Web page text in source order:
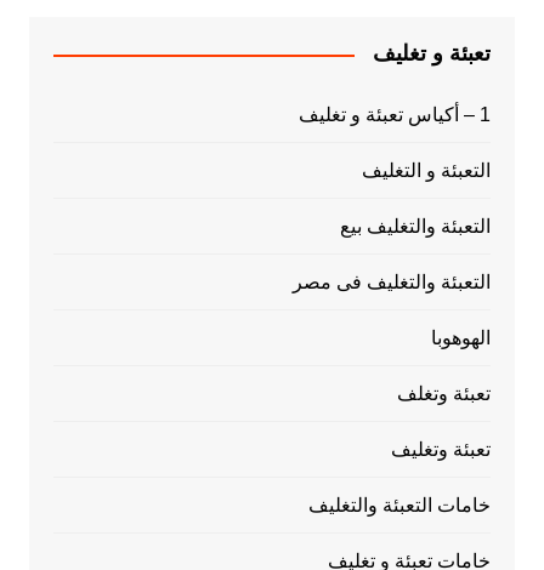
تعبئة و تغليف
1 – أكياس تعبئة و تغليف
التعبئة و التغليف
التعبئة والتغليف بيع
التعبئة والتغليف فى مصر
الهوهوبا
تعبئة وتغلف
تعبئة وتغليف
خامات التعبئة والتغليف
خامات تعبئة و تغليف